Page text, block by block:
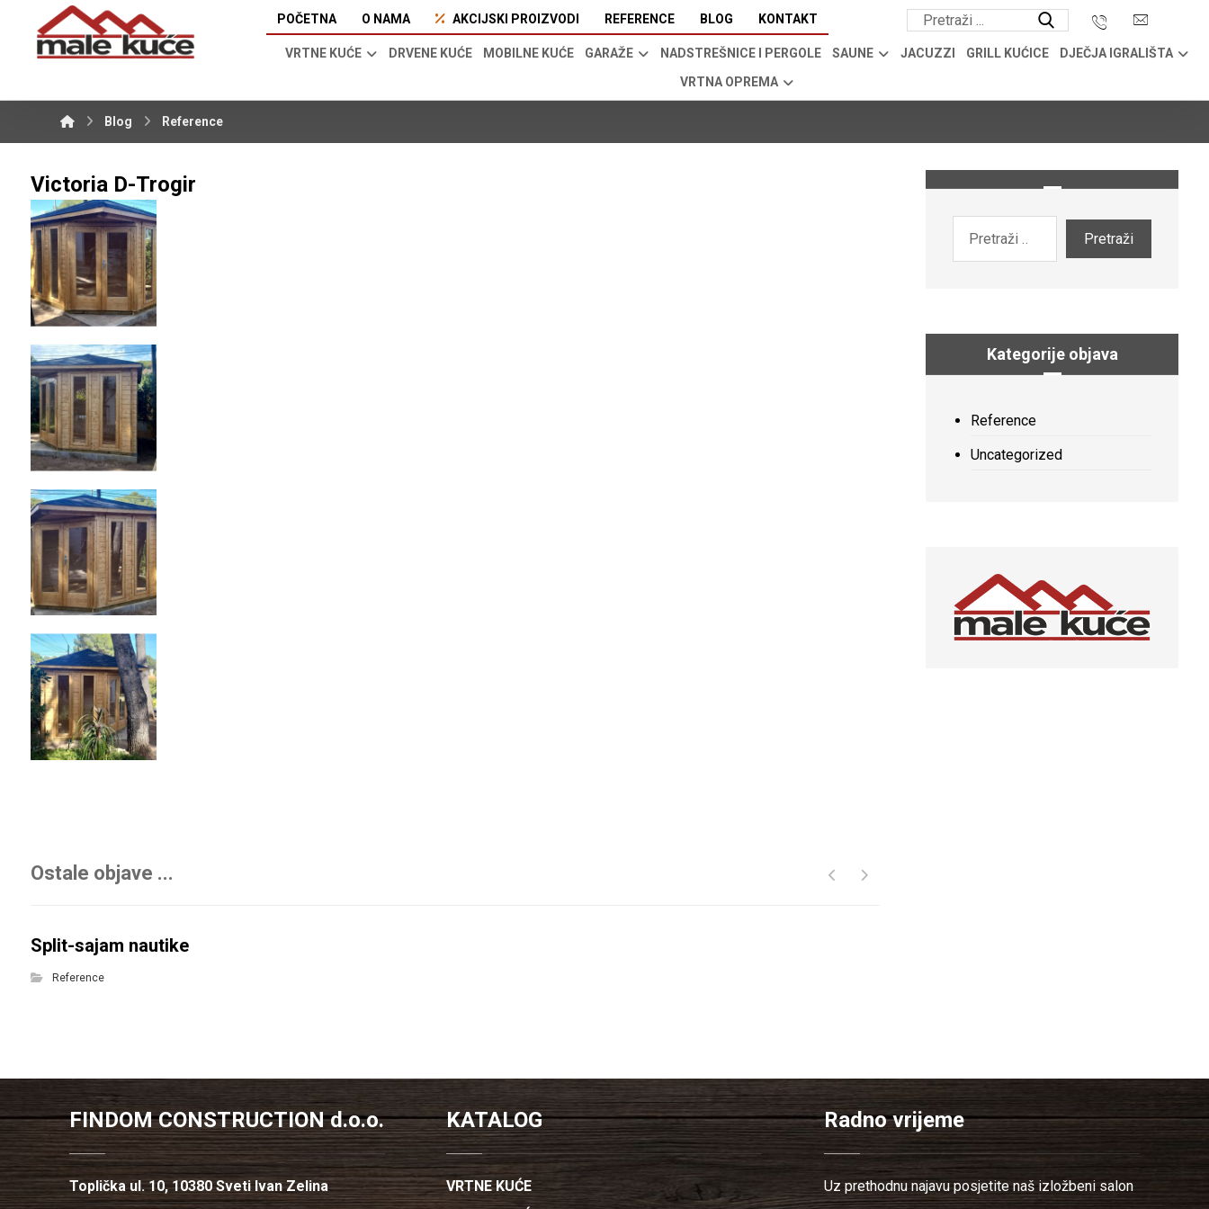
POČETNA O NAMA AKCIJSKI PROIZVODI REFERENCE BLOG KONTAKT
VRTNE KUĆE DRVENE KUĆE MOBILNE KUĆE GARAŽE NADSTREŠNICE I PERGOLE SAUNE JACUZZI GRILL KUĆICE
DJEČJA IGRALIŠTA
VRTNA OPREMA
Blog Reference
Victoria D-Trogir
Ostale objave ...
Split-sajam nautike
Reference
Kategorije objava
Reference
Uncategorized
FINDOM CONSTRUCTION d.o.o.
Toplička ul. 10, 10380 Sveti Ivan Zelina
KATALOG
VRTNE KUĆE
Radno vrijeme
Uz prethodnu najavu posjetite naš izložbeni salon